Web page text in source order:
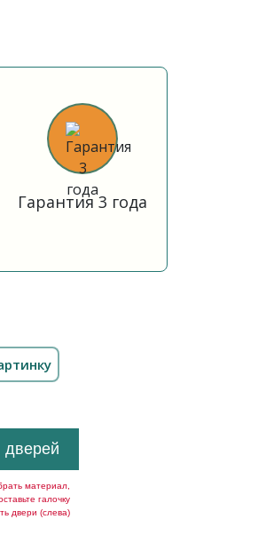
Гарантия 3 года
дверей
материал,
галочку
двери (слева)